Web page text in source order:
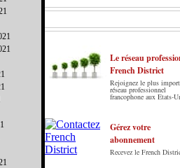
ceux qui
Le réseau
French District
Rejoignez le plus
réseau professionnel
francophone aux Etats-
Gérez votre
abonnement
Recevez le French